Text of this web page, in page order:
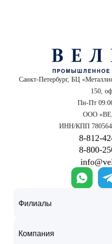
Санкт-Петербург, БЦ
150,
Пн-Пт
ООО
ИНН/КПП
Филиалы
Компания